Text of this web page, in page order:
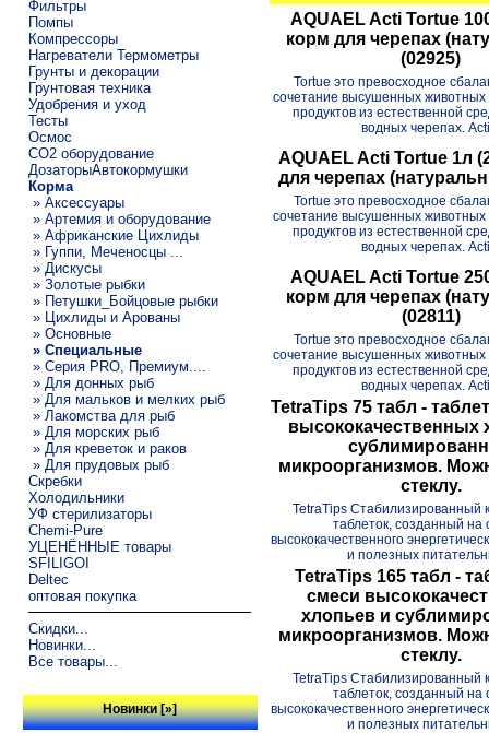
Фильтры
Помпы
Компрессоры
Нагреватели Термометры
Грунты и декорации
Грунтовая техника
Удобрения и уход
Тесты
Осмос
CO2 оборудование
ДозаторыАвтокормушки
Корма
» Аксессуары
» Артемия и оборудование
» Африканские Цихлиды
» Гуппи, Меченосцы ...
» Дискусы
» Золотые рыбки
» Петушки_Бойцовые рыбки
» Цихлиды и Арованы
» Основные
» Специальные
» Серия PRO, Премиум....
» Для донных рыб
» Для мальков и мелких рыб
» Лакомства для рыб
» Для морских рыб
» Для креветок и раков
» Для прудовых рыб
Скребки
Холодильники
УФ стерилизаторы
Chemi-Pure
УЦЕНЁННЫЕ товары
SFILIGOI
Deltec
оптовая покупка
Скидки...
Новинки...
Все товары...
Новинки [»]
AQUAEL Acti Tortue
корм для черепах
(02925)
Tortue это превосходное
сочетание высушенных животных
продуктов из естественной
водных черепах.
AQUAEL Acti Tortue 1л
для черепах
Tortue это превосходное
сочетание высушенных животных
продуктов из естественной
водных черепах.
AQUAEL Acti Tortue
корм для черепах
(02811)
Tortue это превосходное
сочетание высушенных животных
продуктов из естественной
водных черепах.
TetraTips 75 табл -
высококачественных
микроорганизмов.
стеклу.
TetraTips Стабилизированный
таблеток, созданный на
высококачественного
и полезных
TetraTips 165 табл -
смеси
хлопьев и
микроорганизмов.
стеклу.
TetraTips Стабилизированный
таблеток, созданный на
высококачественного
и полезных